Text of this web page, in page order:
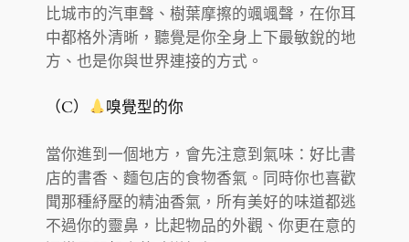
比城市的汽車聲、樹葉摩擦的颯颯聲，在你耳
中都格外清晰，聽覺是你全身上下最敏銳的地
方、也是你與世界連接的方式。
（C） 嗅覺型的你
當你進到一個地方，會先注意到氣味：好比書
店的書香、麵包店的食物香氣。同時你也喜歡
聞那種紓壓的精油香氣，所有美好的味道都逃
不過你的靈鼻，比起物品的外觀、你更在意的